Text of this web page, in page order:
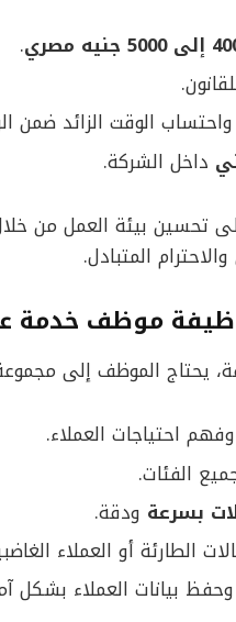
جنيه مصري
.
واحتساب الوقت الزائد ضمن
داخل الشركة.
تحسين بيئة العمل من
المتبادل.
موظف خدمة
يحتاج الموظف إلى
وفهم احتياجات العملاء.
الفئات.
بسرعة ودقة.
الطارئة أو العملاء
وحفظ بيانات العملاء بشكل